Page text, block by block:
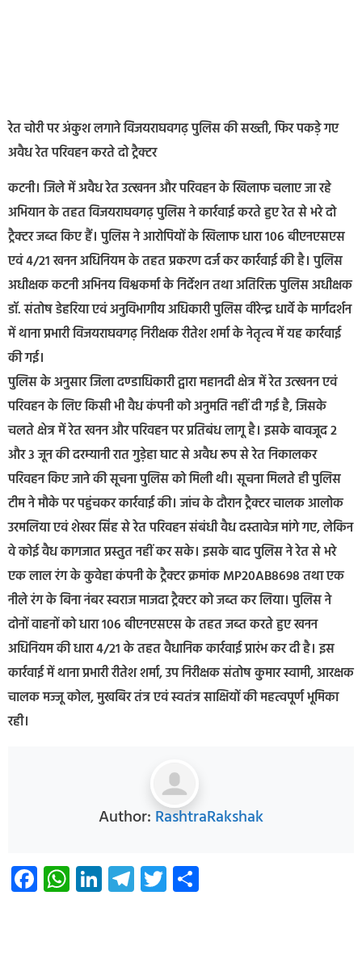
रेत चोरी पर अंकुश लगाने विजयराघवगढ़ पुलिस की सख्ती, फिर पकड़े गए
अवैध रेत परिवहन करते दो ट्रैक्टर
कटनी। जिले में अवैध रेत उत्खनन और परिवहन के खिलाफ चलाए जा रहे
अभियान के तहत विजयराघवगढ़ पुलिस ने कार्रवाई करते हुए रेत से भरे दो
ट्रैक्टर जब्त किए हैं। पुलिस ने आरोपियों के खिलाफ धारा 106 बीएनएसएस
एवं 4/21 खनन अधिनियम के तहत प्रकरण दर्ज कर कार्रवाई की है। पुलिस
अधीक्षक कटनी अभिनय विश्वकर्मा के निर्देशन तथा अतिरिक्त पुलिस अधीक्षक
डॉ. संतोष डेहरिया एवं अनुविभागीय अधिकारी पुलिस वीरेन्द्र धार्वे के मार्गदर्शन
में थाना प्रभारी विजयराघवगढ़ निरीक्षक रीतेश शर्मा के नेतृत्व में यह कार्रवाई
की गई।
पुलिस के अनुसार जिला दण्डाधिकारी द्वारा महानदी क्षेत्र में रेत उत्खनन एवं
परिवहन के लिए किसी भी वैध कंपनी को अनुमति नहीं दी गई है, जिसके
चलते क्षेत्र में रेत खनन और परिवहन पर प्रतिबंध लागू है। इसके बावजूद 2
और 3 जून की दरम्यानी रात गुड़ेहा घाट से अवैध रूप से रेत निकालकर
परिवहन किए जाने की सूचना पुलिस को मिली थी। सूचना मिलते ही पुलिस
टीम ने मौके पर पहुंचकर कार्रवाई की। जांच के दौरान ट्रैक्टर चालक आलोक
उरमलिया एवं शेखर सिंह से रेत परिवहन संबंधी वैध दस्तावेज मांगे गए, लेकिन
वे कोई वैध कागजात प्रस्तुत नहीं कर सके। इसके बाद पुलिस ने रेत से भरे
एक लाल रंग के कुवेहा कंपनी के ट्रैक्टर क्रमांक MP20AB8698 तथा एक
नीले रंग के बिना नंबर स्वराज माजदा ट्रैक्टर को जब्त कर लिया। पुलिस ने
दोनों वाहनों को धारा 106 बीएनएसएस के तहत जब्त करते हुए खनन
अधिनियम की धारा 4/21 के तहत वैधानिक कार्रवाई प्रारंभ कर दी है। इस
कार्रवाई में थाना प्रभारी रीतेश शर्मा, उप निरीक्षक संतोष कुमार स्वामी, आरक्षक
चालक मज्जू कोल, मुखबिर तंत्र एवं स्वतंत्र साक्षियों की महत्वपूर्ण भूमिका
रही।
Author: RashtraRakshak
Facebook
WhatsApp
LinkedIn
Telegram
Twitter